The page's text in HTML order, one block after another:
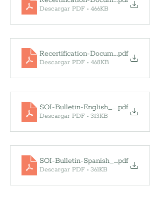
Descargar PDF • 466KB
Recertification-Document-.pdf
Descargar PDF • 468KB
SOI-Bulletin-English_20230510
.pdf
Descargar PDF • 313KB
SOI-Bulletin-Spanish_20230510
.pdf
Descargar PDF • 361KB